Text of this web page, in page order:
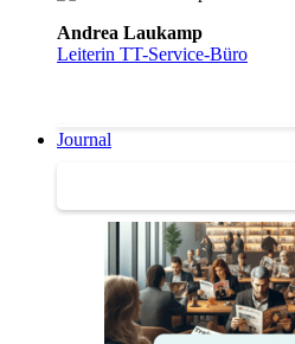
Andrea Laukamp
Leiterin TT-Service-Büro
Journal